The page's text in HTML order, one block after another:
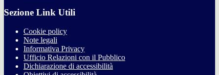
Sezione Link Utili
Cookie policy
Note legali
Informativa Privacy
Ufficio Relazioni con il Pubblico
Dichiarazione di accessibilità